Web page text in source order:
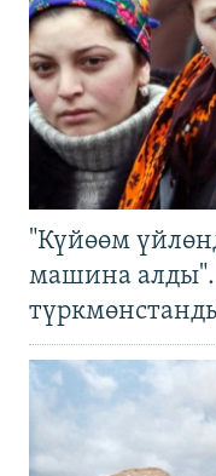
"Күйөөм
машина алды".